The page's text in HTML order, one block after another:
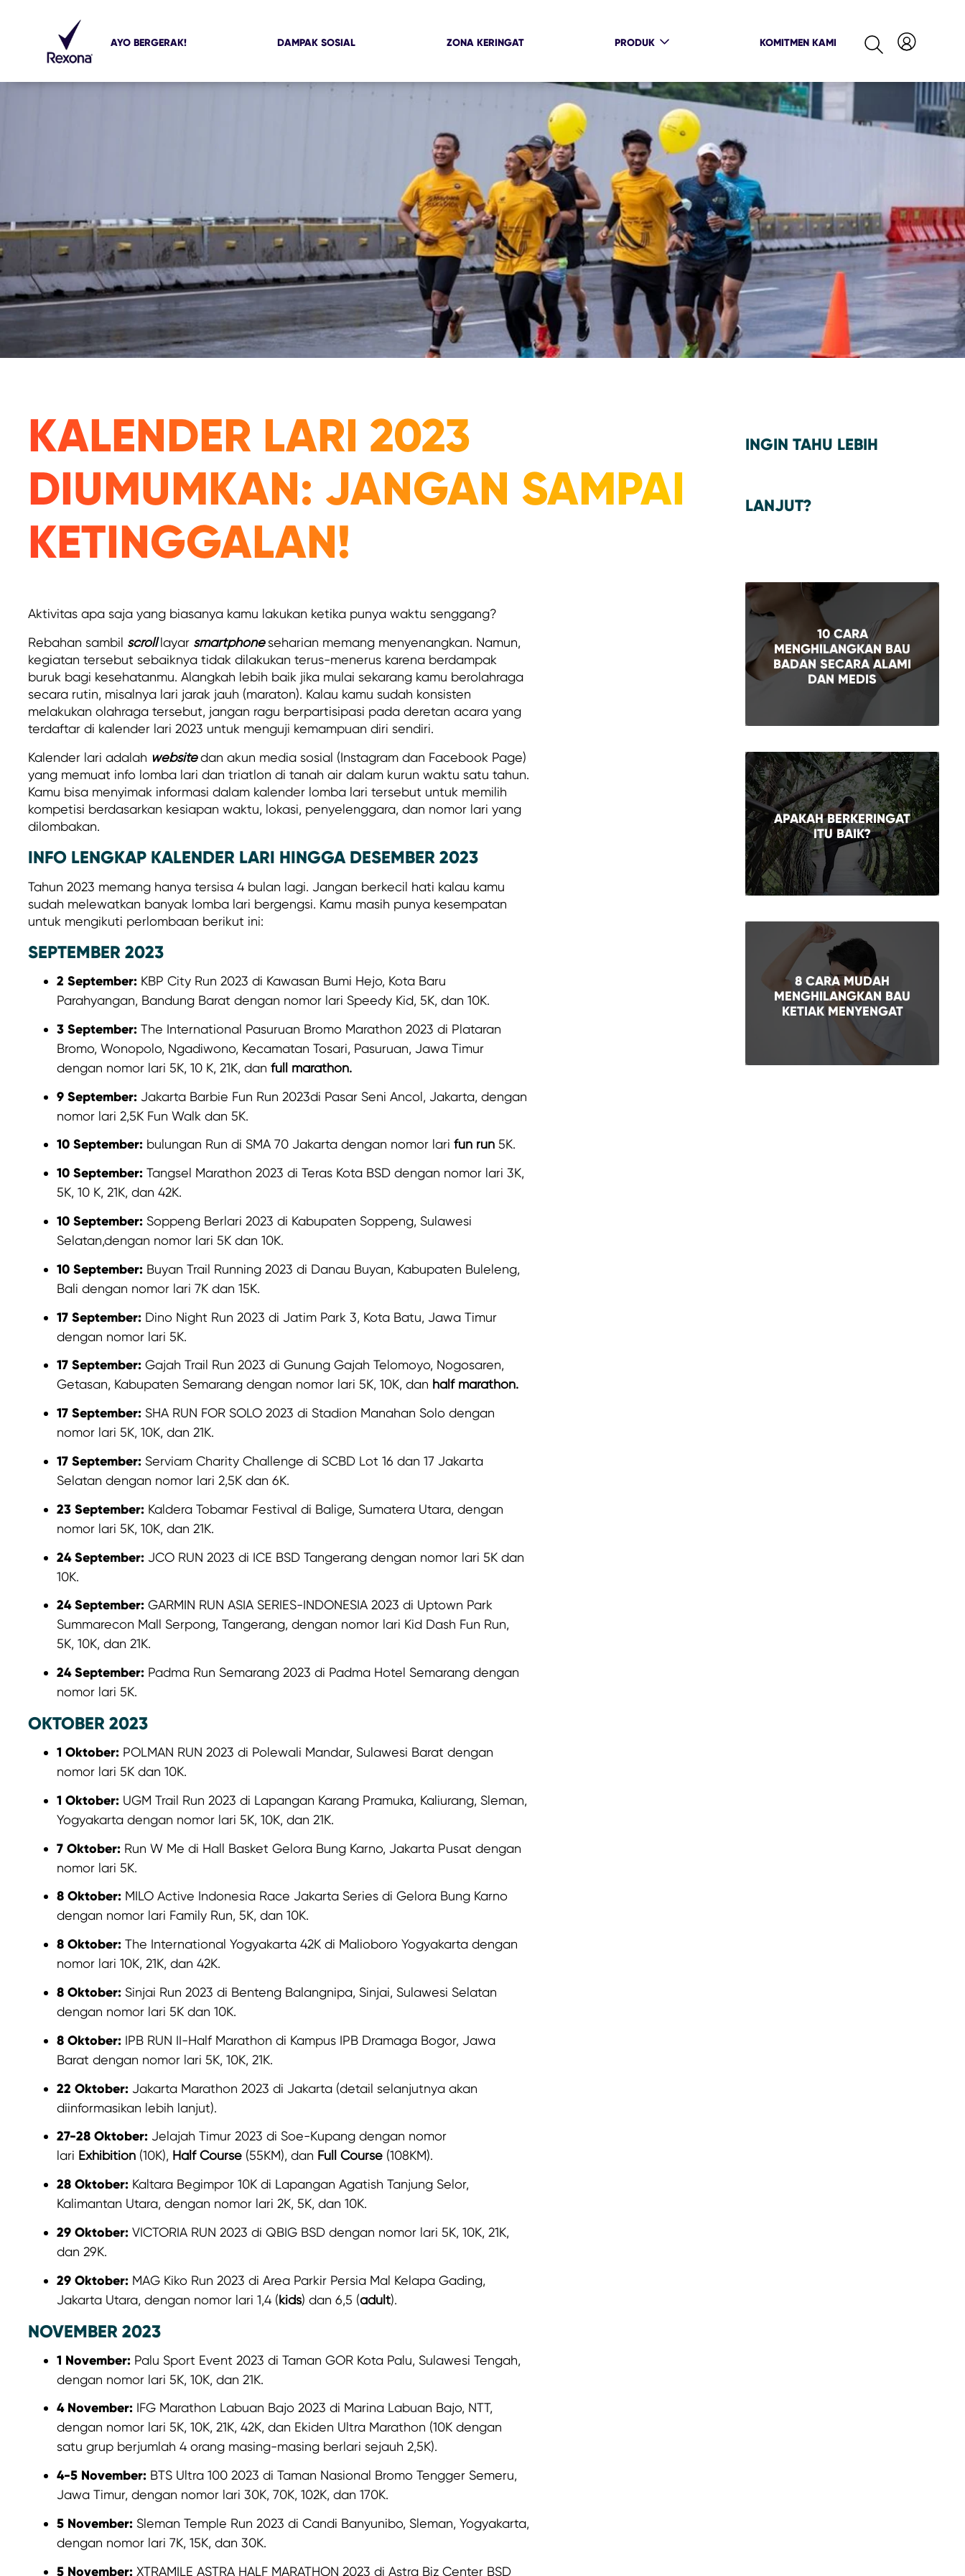
AYO BERGERAK! DAMPAK SOSIAL ZONA KERINGAT PRODUK KOMITMEN KAMI
KALENDER LARI 2023
DIUMUMKAN: JANGAN SAMPAI
KETINGGALAN!
Aktivitas apa saja yang biasanya kamu lakukan ketika punya waktu senggang?
Rebahan sambil scrolllayar smartphoneseharian memang menyenangkan. Namun,
kegiatan tersebut sebaiknya tidak dilakukan terus-menerus karena berdampak
buruk bagi kesehatanmu. Alangkah lebih baik jika mulai sekarang kamu berolahraga
secara rutin, misalnya lari jarak jauh (maraton). Kalau kamu sudah konsisten
melakukan olahraga tersebut, jangan ragu berpartisipasi pada deretan acara yang
terdaftar di kalender lari 2023 untuk menguji kemampuan diri sendiri.
Kalender lari adalah websitedan akun media sosial (Instagram dan Facebook Page)
yang memuat info lomba lari dan triatlon di tanah air dalam kurun waktu satu tahun.
Kamu bisa menyimak informasi dalam kalender lomba lari tersebut untuk memilih
kompetisi berdasarkan kesiapan waktu, lokasi, penyelenggara, dan nomor lari yang
dilombakan.
INFO LENGKAP KALENDER LARI HINGGA DESEMBER 2023
Tahun 2023 memang hanya tersisa 4 bulan lagi. Jangan berkecil hati kalau kamu
sudah melewatkan banyak lomba lari bergengsi. Kamu masih punya kesempatan
untuk mengikuti perlombaan berikut ini:
SEPTEMBER 2023
2 September: KBP City Run 2023 di Kawasan Bumi Hejo, Kota Baru
Parahyangan, Bandung Barat dengan nomor lari Speedy Kid, 5K, dan 10K.
3 September: The International Pasuruan Bromo Marathon 2023 di Plataran
Bromo, Wonopolo, Ngadiwono, Kecamatan Tosari, Pasuruan, Jawa Timur
dengan nomor lari 5K, 10 K, 21K, dan full marathon.
9 September: Jakarta Barbie Fun Run 2023di Pasar Seni Ancol, Jakarta, dengan
nomor lari 2,5K Fun Walk dan 5K.
10 September: bulungan Run di SMA 70 Jakarta dengan nomor lari fun run 5K.
10 September: Tangsel Marathon 2023 di Teras Kota BSD dengan nomor lari 3K,
5K, 10 K, 21K, dan 42K.
10 September: Soppeng Berlari 2023 di Kabupaten Soppeng, Sulawesi
Selatan,dengan nomor lari 5K dan 10K.
10 September: Buyan Trail Running 2023 di Danau Buyan, Kabupaten Buleleng,
Bali dengan nomor lari 7K dan 15K.
17 September: Dino Night Run 2023 di Jatim Park 3, Kota Batu, Jawa Timur
dengan nomor lari 5K.
17 September: Gajah Trail Run 2023 di Gunung Gajah Telomoyo, Nogosaren,
Getasan, Kabupaten Semarang dengan nomor lari 5K, 10K, dan half marathon.
17 September: SHA RUN FOR SOLO 2023 di Stadion Manahan Solo dengan
nomor lari 5K, 10K, dan 21K.
17 September: Serviam Charity Challenge di SCBD Lot 16 dan 17 Jakarta
Selatan dengan nomor lari 2,5K dan 6K.
23 September: Kaldera Tobamar Festival di Balige, Sumatera Utara, dengan
nomor lari 5K, 10K, dan 21K.
24 September: JCO RUN 2023 di ICE BSD Tangerang dengan nomor lari 5K dan
10K.
24 September: GARMIN RUN ASIA SERIES-INDONESIA 2023 di Uptown Park
Summarecon Mall Serpong, Tangerang, dengan nomor lari Kid Dash Fun Run,
5K, 10K, dan 21K.
24 September: Padma Run Semarang 2023 di Padma Hotel Semarang dengan
nomor lari 5K.
OKTOBER 2023
1 Oktober: POLMAN RUN 2023 di Polewali Mandar, Sulawesi Barat dengan
nomor lari 5K dan 10K.
1 Oktober: UGM Trail Run 2023 di Lapangan Karang Pramuka, Kaliurang, Sleman,
Yogyakarta dengan nomor lari 5K, 10K, dan 21K.
7 Oktober: Run W Me di Hall Basket Gelora Bung Karno, Jakarta Pusat dengan
nomor lari 5K.
8 Oktober: MILO Active Indonesia Race Jakarta Series di Gelora Bung Karno
dengan nomor lari Family Run, 5K, dan 10K.
8 Oktober: The International Yogyakarta 42K di Malioboro Yogyakarta dengan
nomor lari 10K, 21K, dan 42K.
8 Oktober: Sinjai Run 2023 di Benteng Balangnipa, Sinjai, Sulawesi Selatan
dengan nomor lari 5K dan 10K.
8 Oktober: IPB RUN II-Half Marathon di Kampus IPB Dramaga Bogor, Jawa
Barat dengan nomor lari 5K, 10K, 21K.
22 Oktober: Jakarta Marathon 2023 di Jakarta (detail selanjutnya akan
diinformasikan lebih lanjut).
27-28 Oktober: Jelajah Timur 2023 di Soe-Kupang dengan nomor
lari Exhibition (10K), Half Course (55KM), dan Full Course (108KM).
28 Oktober: Kaltara Begimpor 10K di Lapangan Agatish Tanjung Selor,
Kalimantan Utara, dengan nomor lari 2K, 5K, dan 10K.
29 Oktober: VICTORIA RUN 2023 di QBIG BSD dengan nomor lari 5K, 10K, 21K,
dan 29K.
29 Oktober: MAG Kiko Run 2023 di Area Parkir Persia Mal Kelapa Gading,
Jakarta Utara, dengan nomor lari 1,4 (kids) dan 6,5 (adult).
NOVEMBER 2023
1 November: Palu Sport Event 2023 di Taman GOR Kota Palu, Sulawesi Tengah,
dengan nomor lari 5K, 10K, dan 21K.
4 November: IFG Marathon Labuan Bajo 2023 di Marina Labuan Bajo, NTT,
dengan nomor lari 5K, 10K, 21K, 42K, dan Ekiden Ultra Marathon (10K dengan
satu grup berjumlah 4 orang masing-masing berlari sejauh 2,5K).
4-5 November: BTS Ultra 100 2023 di Taman Nasional Bromo Tengger Semeru,
Jawa Timur, dengan nomor lari 30K, 70K, 102K, dan 170K.
5 November: Sleman Temple Run 2023 di Candi Banyunibo, Sleman, Yogyakarta,
dengan nomor lari 7K, 15K, dan 30K.
5 November: XTRAMILE ASTRA HALF MARATHON 2023 di Astra Biz Center BSD
INGIN TAHU LEBIH
LANJUT?
10 CARA
MENGHILANGKAN BAU
BADAN SECARA ALAMI
DAN MEDIS
APAKAH BERKERINGAT
ITU BAIK?
8 CARA MUDAH
MENGHILANGKAN BAU
KETIAK MENYENGAT